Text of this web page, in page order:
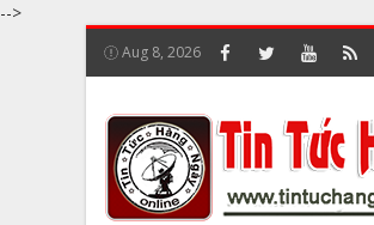
-->
Aug 8, 2026